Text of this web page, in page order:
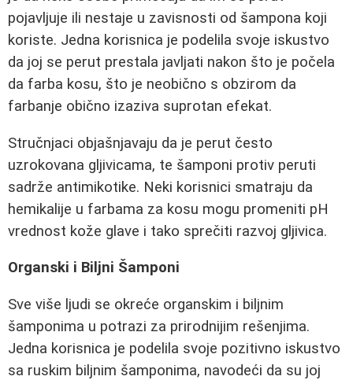
pojavljuje ili nestaje u zavisnosti od šampona koji
koriste. Jedna korisnica je podelila svoje iskustvo
da joj se perut prestala javljati nakon što je počela
da farba kosu, što je neobično s obzirom da
farbanje obično izaziva suprotan efekat.
Stručnjaci objašnjavaju da je perut često
uzrokovana gljivicama, te šamponi protiv peruti
sadrže antimikotike. Neki korisnici smatraju da
hemikalije u farbama za kosu mogu promeniti pH
vrednost kože glave i tako sprečiti razvoj gljivica.
Organski i Biljni Šamponi
Sve više ljudi se okreće organskim i biljnim
šamponima u potrazi za prirodnijim rešenjima.
Jedna korisnica je podelila svoje pozitivno iskustvo
sa ruskim biljnim šamponima, navodeći da su joj